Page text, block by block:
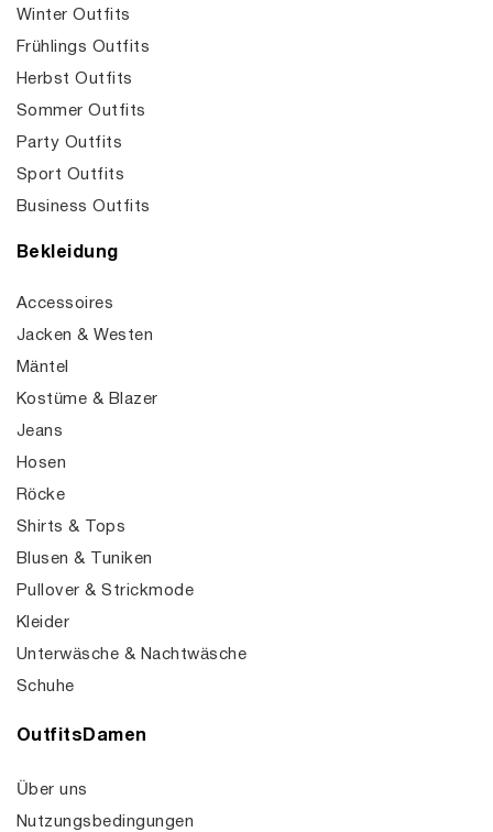
Winter Outfits
Frühlings Outfits
Herbst Outfits
Sommer Outfits
Party Outfits
Sport Outfits
Business Outfits
Bekleidung
Accessoires
Jacken & Westen
Mäntel
Kostüme & Blazer
Jeans
Hosen
Röcke
Shirts & Tops
Blusen & Tuniken
Pullover & Strickmode
Kleider
Unterwäsche & Nachtwäsche
Schuhe
OutfitsDamen
Über uns
Nutzungsbedingungen